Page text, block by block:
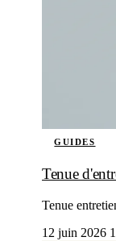
GUIDES
Tenue
Tenue
12 juin 2026